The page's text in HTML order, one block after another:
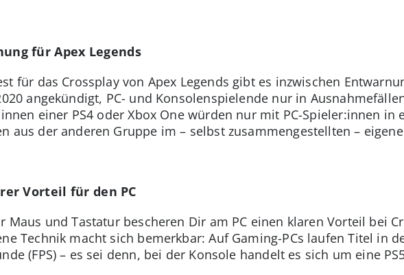
für Apex Legends
für das Crossplay von Apex Legends gibt es inzwischen
angekündigt, PC- und Konsolenspielende nur in
einer PS4 oder Xbox One würden nur mit PC-Spieler:innen in
aus der anderen Gruppe im – selbst zusammengestellten –
Vorteil für den PC
Maus und Tastatur bescheren Dir am PC einen klaren Vorteil bei
Technik macht sich bemerkbar: Auf Gaming-PCs laufen Titel in
(FPS) – es sei denn, bei der Konsole handelt es sich um eine